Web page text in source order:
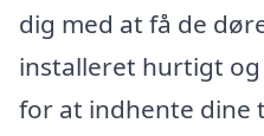
dig med at få de
installeret hurtigt
for at indhente dine